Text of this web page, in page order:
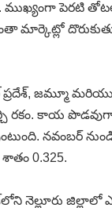
ముఖ్యంగా పెరటి
మార్కెట్లో
జమ్మూ మరియు
రకం. కాయ పొడవుగా
నవంబర్‌
శాతం 0.325.
నెల్లూరు జిల్లాలో